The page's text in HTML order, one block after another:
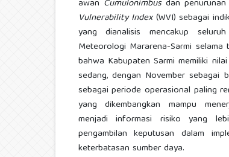
awan Cumulonimbusdan penurunan
Vulnerability Index(WVI) sebagai
yang dianalisis mencakup
Meteorologi Mararena-Sarmi
bahwa Kabupaten Sarmi memiliki
sedang, dengan November sebagai
sebagai periode operasional paling
yang dikembangkan mampu
menjadi informasi risiko yang
pengambilan keputusan dalam
keterbatasan sumber daya.